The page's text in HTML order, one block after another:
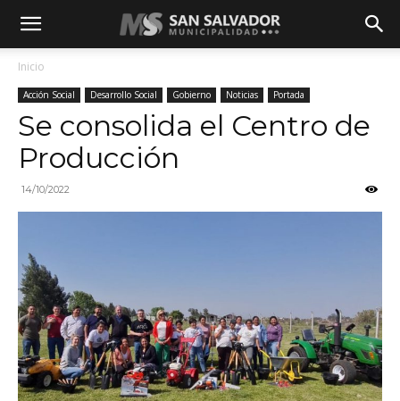
Inicio
Acción Social Desarrollo Social Gobierno Noticias Portada
Se consolida el Centro de
Producción
14/10/2022